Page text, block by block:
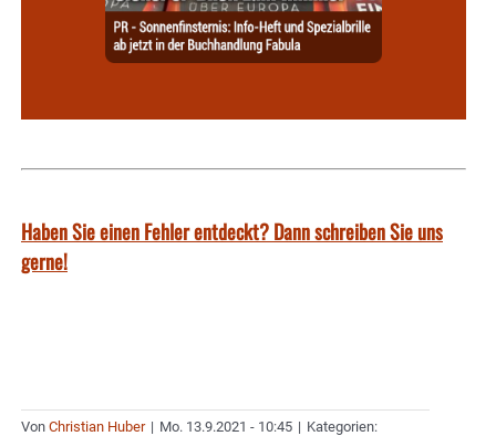
Haben Sie einen Fehler entdeckt? Dann schreiben Sie uns
gerne!
Von Christian Huber | Mo. 13.9.2021 - 10:45 | Kategorien: